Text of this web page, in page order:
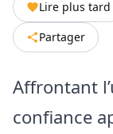
Lire plus tard
Partager
Affrontant
confiance